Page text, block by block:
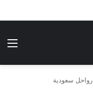
رواحل سعودية